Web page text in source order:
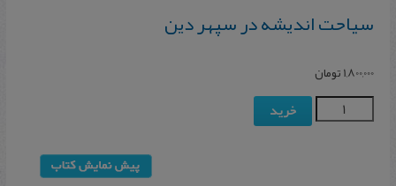
س‍ی‍اح‍ت‌ ان‍دی‍ش‍ه‌ در س‍پ‍ه‍ر دی‍ن‌
1,800,000تومان
خرید